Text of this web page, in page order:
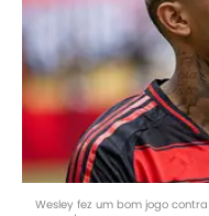
Wesley fez um bom jogo